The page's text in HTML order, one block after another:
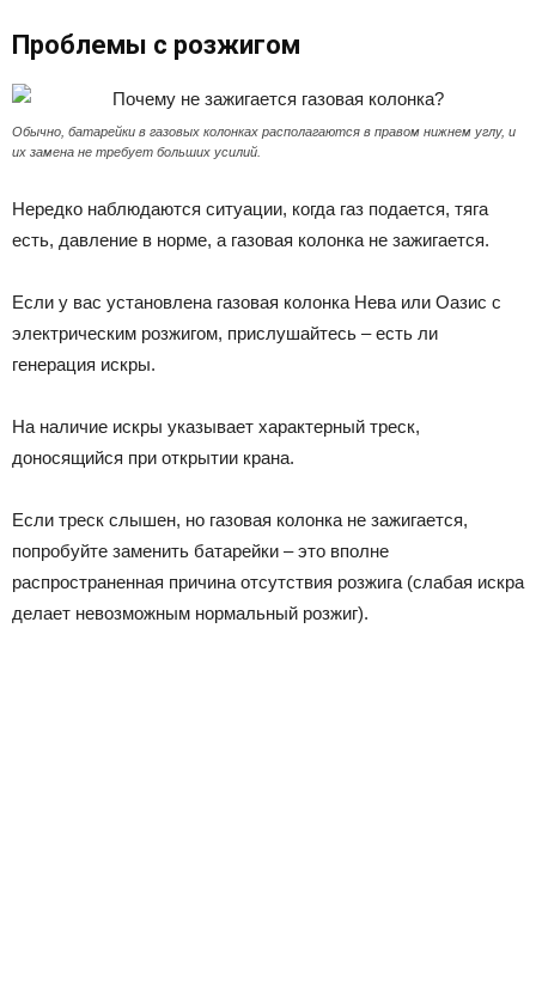
Проблемы с розжигом
Обычно, батарейки в газовых колонках располагаются в правом нижнем углу, и
их замена не требует больших усилий.
Нередко наблюдаются ситуации, когда газ подается, тяга
есть, давление в норме, а газовая колонка не зажигается.
Если у вас установлена газовая колонка Нева или Оазис с
электрическим розжигом, прислушайтесь – есть ли
генерация искры.
На наличие искры указывает характерный треск,
доносящийся при открытии крана.
Если треск слышен, но газовая колонка не зажигается,
попробуйте заменить батарейки – это вполне
распространенная причина отсутствия розжига (слабая искра
делает невозможным нормальный розжиг).